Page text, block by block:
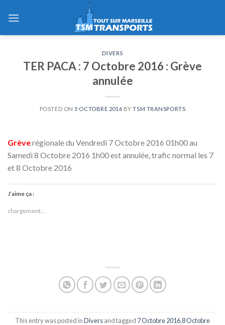
DIVERS
TER PACA : 7 Octobre 2016 : Grève
annulée
POSTED ON 5 OCTOBRE 2016 BYTSM TRANSPORTS
Grèverégionale du Vendredi 7 Octobre 2016 01h00 au
Samedi 8 Octobre 2016 1h00 est annulée, trafic normal les 7
et 8 Octobre 2016
J’aime ça :
chargement…
This entry was posted inDiversand tagged 7 Octobre 2016,8 Octobre